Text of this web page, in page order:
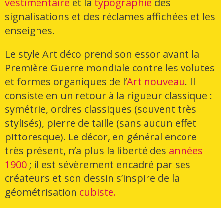
signalisations et des réclames affichées et les
enseignes.
Le style Art déco prend son essor avant la
Première Guerre mondiale contre les volutes
et formes organiques de l’Art nouveau. Il
consiste en un retour à la rigueur classique :
symétrie, ordres classiques (souvent très
stylisés), pierre de taille (sans aucun effet
pittoresque). Le décor, en général encore
très présent, n’a plus la liberté des années
1900 ; il est sévèrement encadré par ses
créateurs et son dessin s’inspire de la
géométrisation cubiste.